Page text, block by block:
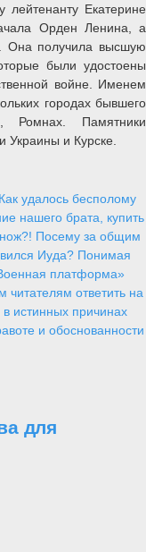
лейтенанту Екатерине
Орден Ленина, а
Она получила высшую
были удостоены
войне. Именем
городах бывшего
Памятники
Украины и Курске.
удалось бесполому
нашего брата, купить
нож?! Посему за общим
Иуда? Понимая
платформа»
ответить на
истинных причинах
и обоснованности
для